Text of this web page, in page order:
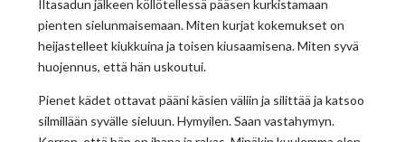
Iltasadun jälkeen köllötellessä pääsen kurkistamaan
pienten sielunmaisemaan. Miten kurjat kokemukset on
heijastelleet kiukkuina ja toisen kiusaamisena. Miten syvä
huojennus, että hän uskoutui.
Pienet kädet ottavat pääni käsien väliin ja silittää ja katsoo
silmillään syvälle sieluun. Hymyilen. Saan vastahymyn.